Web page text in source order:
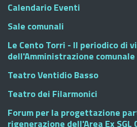
Calendario Eventi
Sale comunali
Le Cento Torri - Il periodico di
dell'Amministrazione comunale
Teatro Ventidio Basso
Teatro dei Filarmonici
Forum per la progettazione
rigenerazione dell'Area Ex SGL